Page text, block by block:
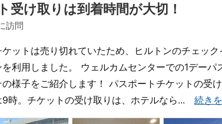
受け取りは到着時間が大切！
訪問
ットは売り切れていたため、ヒルトンのチェック
利用しました。 ウェルカムセンターでの1デーパ
様子をご紹介します！ パスポートチケットの受
時。チケットの受け取りは、ホテルなら... 続き